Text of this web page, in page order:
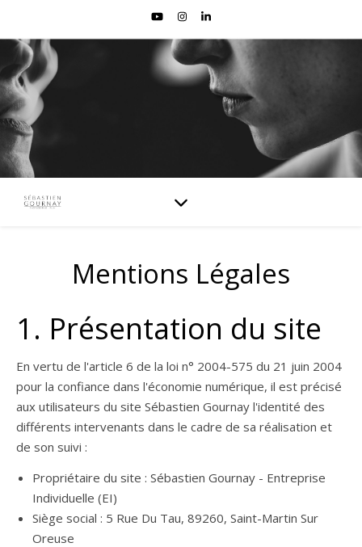
Mentions Légales
1. Présentation du site
En vertu de l'article 6 de la loi n° 2004-575 du 21 juin 2004
pour la confiance dans l'économie numérique, il est précisé
aux utilisateurs du site Sébastien Gournay l'identité des
différents intervenants dans le cadre de sa réalisation et
de son suivi :
Propriétaire du site : Sébastien Gournay - Entreprise
Individuelle (EI)
Siège social : 5 Rue Du Tau, 89260, Saint-Martin Sur
Oreuse